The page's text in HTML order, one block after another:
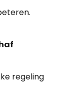
regeling